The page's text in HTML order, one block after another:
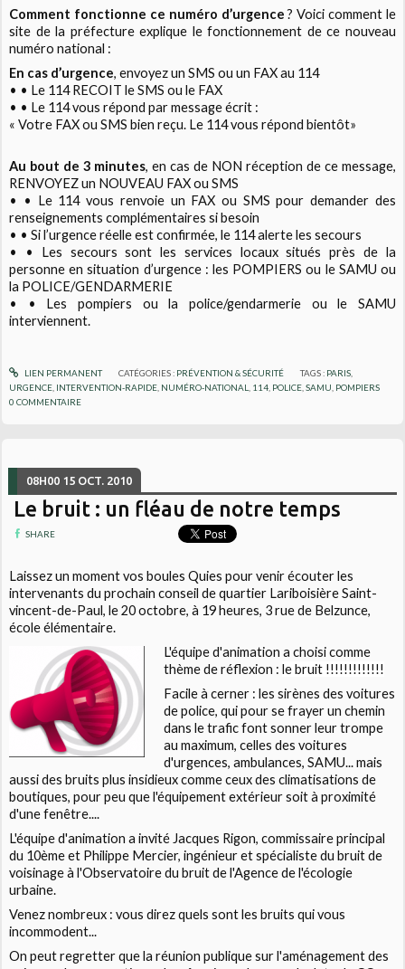
Comment fonctionne ce numéro d’urgence? Voici comment le
site de la préfecture explique le fonctionnement de ce nouveau
numéro national :
En cas d’urgence, envoyez un SMS ou un FAX au 114
• • Le 114 RECOIT le SMS ou le FAX
• • Le 114 vous répond par message écrit :
« Votre FAX ou SMS bien reçu. Le 114 vous répond bientôt»
Au bout de 3 minutes, en cas de NON réception de ce message,
RENVOYEZ un NOUVEAU FAX ou SMS
• • Le 114 vous renvoie un FAX ou SMS pour demander des
renseignements complémentaires si besoin
• • Si l’urgence réelle est confirmée, le 114 alerte les secours
• • Les secours sont les services locaux situés près de la
personne en situation d’urgence : les POMPIERS ou le SAMU ou
la POLICE/GENDARMERIE
• • Les pompiers ou la police/gendarmerie ou le SAMU
interviennent.
LIEN PERMANENT CATÉGORIES : PRÉVENTION & SÉCURITÉ TAGS : PARIS,
URGENCE, INTERVENTION-RAPIDE, NUMÉRO-NATIONAL, 114, POLICE,SAMU, POMPIERS
0 COMMENTAIRE
08H00 15 OCT. 2010
Le bruit : un fléau de notre temps
SHARE
Laissez un moment vos boules Quies pour venir écouter les
intervenants du prochain conseil de quartier Lariboisière Saint-
vincent-de-Paul, le 20 octobre, à 19 heures, 3 rue de Belzunce,
école élémentaire.
L'équipe d'animation a choisi comme
thème de réflexion : le bruit !!!!!!!!!!!!!
Facile à cerner : les sirènes des voitures
de police, qui pour se frayer un chemin
dans le trafic font sonner leur trompe
au maximum, celles des voitures
d'urgences, ambulances, SAMU... mais
aussi des bruits plus insidieux comme ceux des climatisations de
boutiques, pour peu que l'équipement extérieur soit à proximité
d'une fenêtre....
L'équipe d'animation a invité Jacques Rigon, commissaire principal
du 10ème et Philippe Mercier, ingénieur et spécialiste du bruit de
voisinage à l'Observatoire du bruit de l'Agence de l'écologie
urbaine.
Venez nombreux : vous direz quels sont les bruits qui vous
incommodent...
On peut regretter que la réunion publique sur l'aménagement des